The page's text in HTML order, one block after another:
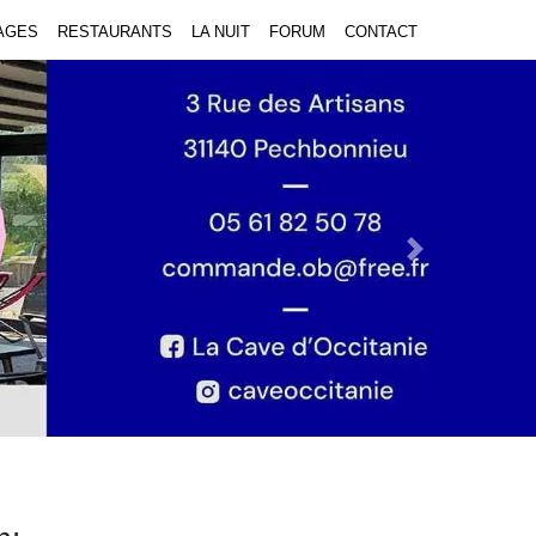
RESTAURANTS LA NUIT FORUM CONTACT
Next Slide